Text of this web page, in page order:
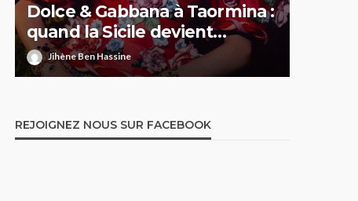
Dolce & Gabbana à Taormina :
quand la Sicile devient
l’Olympe
Jihène Ben Hassine
REJOIGNEZ NOUS SUR FACEBOOK